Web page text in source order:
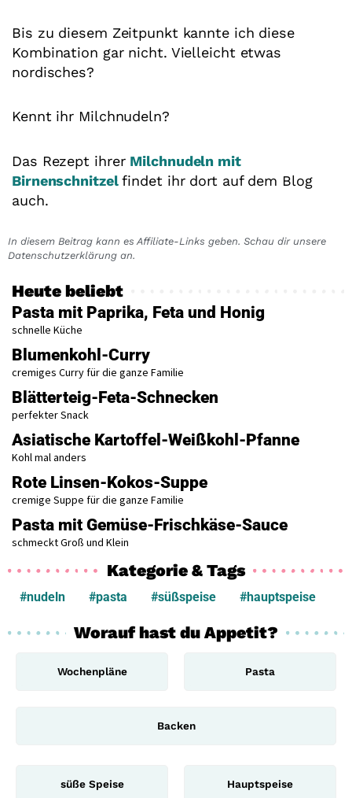
Bis zu diesem Zeitpunkt kannte ich diese
Kombination gar nicht. Vielleicht etwas
nordisches?
Kennt ihr Milchnudeln?
Das Rezept ihrer Milchnudeln mit
Birnenschnitzelfindet ihr dort auf dem Blog
auch.
In diesem Beitrag kann es Affiliate-Links geben. Schau dir unsere
Datenschutzerklärung an.
Heute beliebt
Pasta mit Paprika, Feta und Honig
schnelle Küche
Blumenkohl-Curry
cremiges Curry für die ganze Familie
Blätterteig-Feta-Schnecken
perfekter Snack
Asiatische Kartoffel-Weißkohl-Pfanne
Kohl mal anders
Rote Linsen-Kokos-Suppe
cremige Suppe für die ganze Familie
Pasta mit Gemüse-Frischkäse-Sauce
schmeckt Groß und Klein
Kategorie & Tags
#nudeln #pasta #süßspeise #hauptspeise
Worauf hast du Appetit?
Wochenpläne Pasta
Backen
süße Speise Hauptspeise